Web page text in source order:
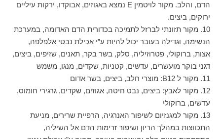
הדם, והלב. מקור לויטמין E נמצא באגוזים, אבוקדו, ירקות עיליים
ירוקים, ביצים.
10. מקור תזונתי לברזל לתמיכה בכדורית הדם האדומה, במערכת
הנשימה, וגדילה בעובר יכול להיות ע”י אכילת נבטי אלפלפה,
אצות, ברוקולי, פטרוזיליה, סלק, בשר בקר, תאנים, שזיפים, ביצים,
דגני בוקר מועשרים, עדשים, קטניות, שקדים, מנגו, משמש
11. מקור ל B12: מוצרי חלב, ביצים, בשר אדום
12. מקור לאבץ: ביצים, נבט חיטה, אגוזים, שקדים, גרגירי חומוס,
עדשים, ברוקולי
13. מקור למגנזיום לשיפור האנרגיה, הרפיית שרירים, מניעת
התכווצות במהלך הריון ושיפור זרימות הדם אל השיליה,